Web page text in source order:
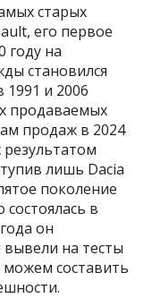
старых
его первое
году на
становился
и 2006
продаваемых
продаж в 2024
результатом
лишь Dacia
поколение
в
он
на тесты
составить